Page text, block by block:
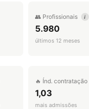
👥 Profissionais i
5.980
últimos 12 meses
🔥 Índ. contratação
1,03
mais admissões